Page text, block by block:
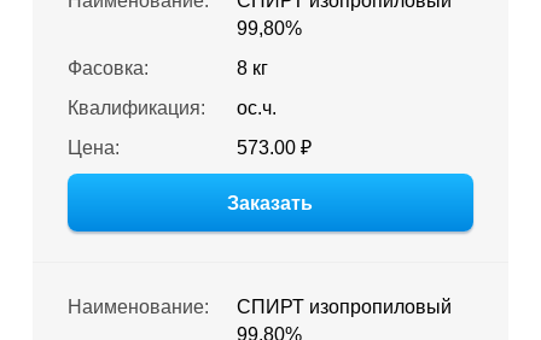
99,80%
Фасовка:
8 кг
Квалификация:
ос.ч.
Цена:
573.00 ₽
Заказать
Наименование:
СПИРТ изопропиловый
99,80%